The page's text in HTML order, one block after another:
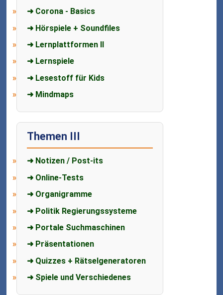
➜ Corona - Basics
➜ Hörspiele + Soundfiles
➜ Lernplattformen II
➜ Lernspiele
➜ Lesestoff für Kids
➜ Mindmaps
Themen III
➜ Notizen / Post-its
➜ Online-Tests
➜ Organigramme
➜ Politik Regierungssysteme
➜ Portale Suchmaschinen
➜ Präsentationen
➜ Quizzes + Rätselgeneratoren
➜ Spiele und Verschiedenes